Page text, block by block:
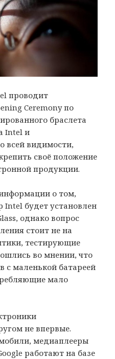
проводит
Ceremony по
браслета
Intel и
всей видимости,
своё положение
продукции.
о том,
Intel будет установлен
однако вопрос
стоит не на
тестирующие
во мнении, что
с маленькой батареей
мало
не впервые.
медиаплееры
работают на базе